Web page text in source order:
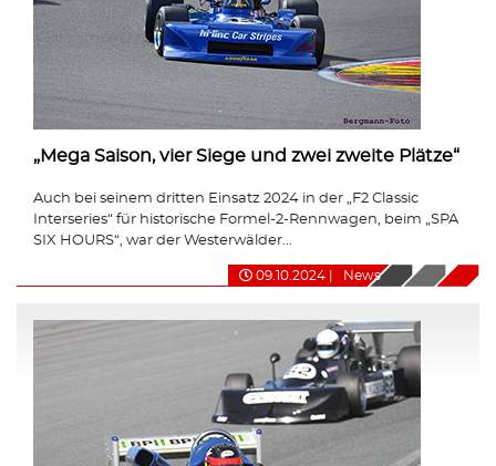
„Mega Saison, vier Siege und zwei zweite Plätze“
Auch bei seinem dritten Einsatz 2024 in der „F2 Classic
Interseries“ für historische Formel-2-Rennwagen, beim „SPA
SIX HOURS“, war der Westerwälder...
09.10.2024 News